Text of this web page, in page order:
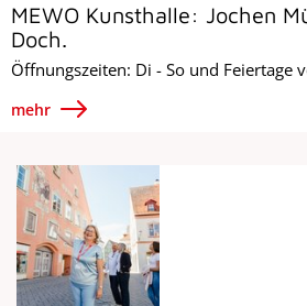
MEWO Kunsthalle: Jochen
Doch.
Öffnungszeiten: Di - So und Feiertage
mehr